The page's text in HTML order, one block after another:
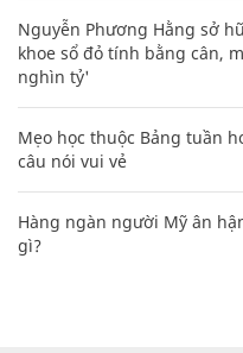
Nguyễn Phương Hằng sở
khoe sổ đỏ tính bằng cân,
nghìn tỷ'
Mẹo học thuộc Bảng tuần
câu nói vui vẻ
Hàng ngàn người Mỹ ân
gì?